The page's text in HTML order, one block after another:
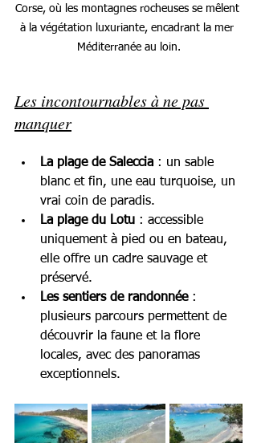
Corse, où les montagnes rocheuses se mêlent
à la végétation luxuriante, encadrant la mer
Méditerranée au loin.
Les incontournables à ne pas
manquer
La plage de Saleccia : un sable
blanc et fin, une eau turquoise, un
vrai coin de paradis.
La plage du Lotu : accessible
uniquement à pied ou en bateau,
elle offre un cadre sauvage et
préservé.
Les sentiers de randonnée :
plusieurs parcours permettent de
découvrir la faune et la flore
locales, avec des panoramas
exceptionnels.